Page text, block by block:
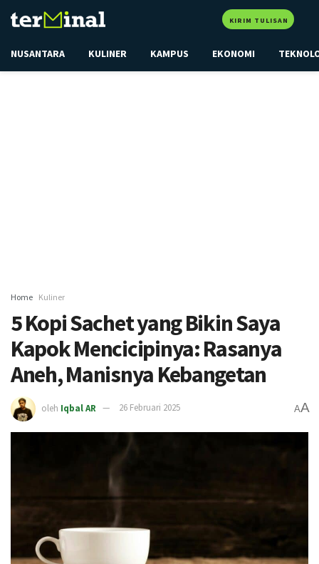
KIRIM TULISAN
NUSANTARA KULINER KAMPUS EKONOMI
Home Kuliner
5 Kopi Sachet yang Bikin Saya
Kapok Mencicipinya: Rasanya
Aneh, Manisnya Kebangetan
oleh Iqbal AR 26 Februari 2025 AA